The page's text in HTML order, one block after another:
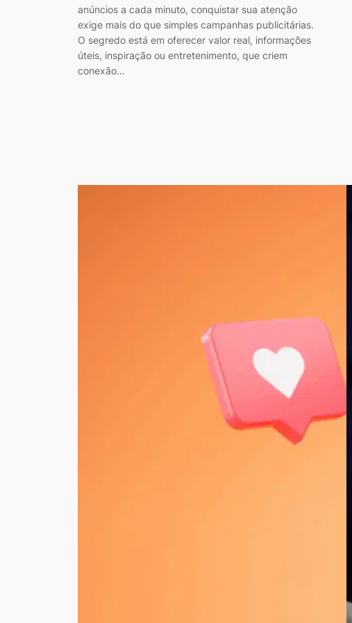
anúncios a cada minuto, conquistar sua atenção
exige mais do que simples campanhas publicitárias.
O segredo está em oferecer valor real, informações
úteis, inspiração ou entretenimento, que criem
conexão…